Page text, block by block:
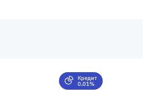
Кредит
0,01%